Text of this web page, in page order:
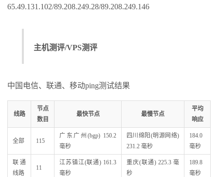
65.49.131.102/89.208.249.28/89.208.249.146
主机测评/VPS测评
中国电信、联通、移动ping测试结果
线路
节点
数目
最快节点 最慢节点
平均
响应
全部 115
广东广州(bgp) 150.2
毫秒
四川绵阳(明源网络)
231.2 毫秒
184.0
毫秒
联通
线路
11
江苏镇江(联通) 161.3
毫秒
重庆(联通) 225.3 毫
秒
189.8
毫秒